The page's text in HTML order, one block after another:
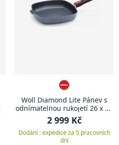
Woll Diamond Lite Pánev s
odnímatelnou rukojetí 26 x 26
cm
2 999 Kč
Dodání : expedice za 5 pracovních
dní